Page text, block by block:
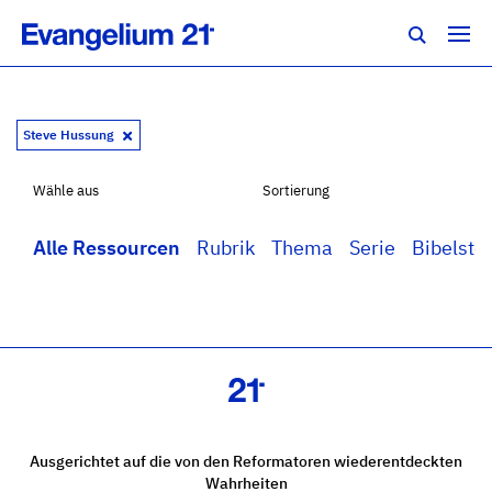
Steve Hussung
Wähle aus
Alle Ressourcen Rubrik Thema Serie
Sortierung
Ausgerichtet auf die von den Reformatoren wiederentdeckten
Wahrheiten